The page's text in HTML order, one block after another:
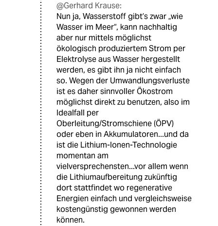
@Gerhard Krause:
Nun ja, Wasserstoff gibt’s zwar „wie
Wasser im Meer“, kann nachhaltig
aber nur mittels möglichst
ökologisch produziertem Strom per
Elektrolyse aus Wasser hergestellt
werden, es gibt ihn ja nicht einfach
so. Wegen der Umwandlungsverluste
ist es daher sinnvoller Ökostrom
möglichst direkt zu benutzen, also im
Idealfall per
Oberleitung/Stromschiene (ÖPV)
oder eben in Akkumulatoren...und da
ist die Lithium-Ionen-Technologie
momentan am
vielversprechensten...vor allem wenn
die Lithiumaufbereitung zukünftig
dort stattfindet wo regenerative
Energien einfach und vergleichsweise
kostengünstig gewonnen werden
können.